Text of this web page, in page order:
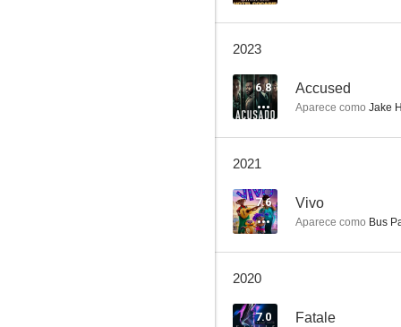
2023
6.8 Accused
Aparece como Jake
2021
7.6 Vivo
Aparece como Bus
2020
7.0 Fatale